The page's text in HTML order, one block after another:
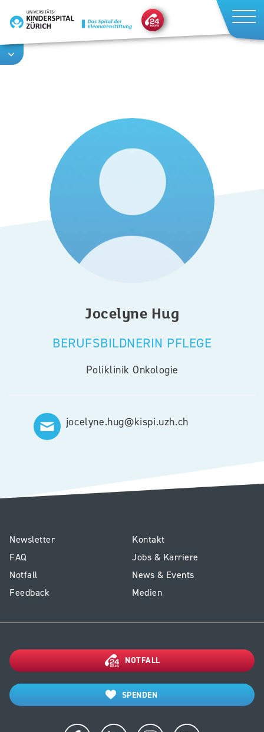
zum
Inhalt
Jocelyne Hug
BERUFSBILDNERIN PFLEGE
Poliklinik Onkologie
jocelyne.hug@kispi.uzh.ch
E1
-
Footer
Kinderspital
Newsletter
FAQ
Notfall
Feedback
Service
Kinderspital
Kontakt
Jobs & Karriere
News & Events
Medien
NOTFALL
SPENDEN